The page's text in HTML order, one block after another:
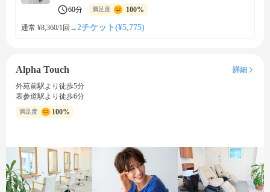
60分 満足度 100%
通常 ¥8,360/1回 →2チケット(¥5,775)
Alpha Touch
詳細
外苑前駅より徒歩5分
表参道駅より徒歩6分
満足度 100%